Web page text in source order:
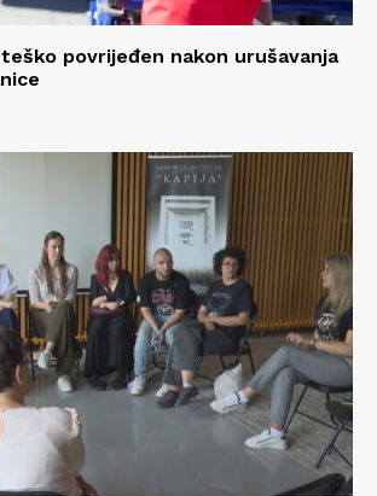
povrijeđen nakon urušavanja